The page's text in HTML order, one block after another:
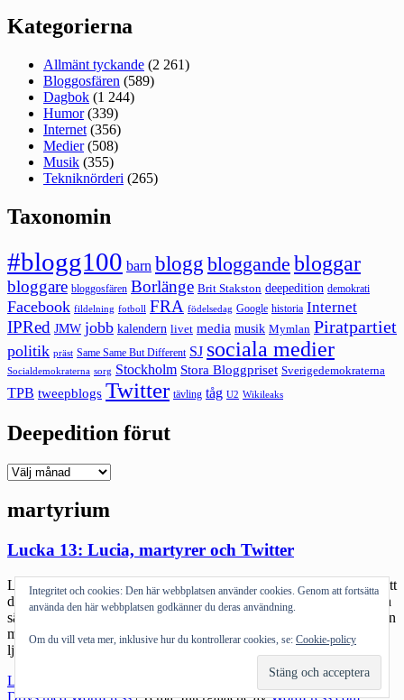
Kategorierna
Allmänt tyckande (2 261)
Bloggosfären (589)
Dagbok (1 244)
Humor(339)
Internet (356)
Medier(508)
Musik (355)
Tekniknörderi (265)
Taxonomin
#blogg100 barn blogg bloggande bloggar
bloggare bloggosfären Borlänge Brit Stakston deepedition demokrati
Facebook fildelning fotboll FRA födelsedag Google historia Internet
IPRed JMW jobb kalendern livet media musik Mymlan Piratpartiet
politik präst Same Same But Different SJ sociala medier
Socialdemokraterna sorg Stockholm Stora Bloggpriset Sverigedemokraterna
TPB tweepblogs Twitter tävling tåg U2 Wikileaks
Deepedition förut
Deepedition
martyrium
Lucka 13: Lucia, martyrer och Twitter
Lucia idag. En minnesdag för en martyr. En otäck påminnelse om att
det inte är så oerhört enkelt med konsekvens. Och att det finns olika
sätt att bli martyr – genom att vägra eller genom att döda. Pacifismen
mot våldet. Samtidigt så nära och så långt mellan. Lucia bringar
ljuset medan en 28-åring från Tranås […]
Läs mer
13:
Drivs med WordPress |Tema: Intergalactic avWordPress.com.
Integritet och cookies: Den här webbplatsen använder cookies. Genom att fortsätta
använda den här webbplatsen godkänner du deras användning.
Om du vill veta mer, inklusive hur du kontrollerar cookies, se: Cookie-policy